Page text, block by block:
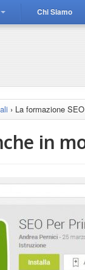
Chi Siamo
› La formazione
in